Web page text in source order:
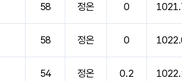
58 정온 0
58 정온 0
54 정온 0.2